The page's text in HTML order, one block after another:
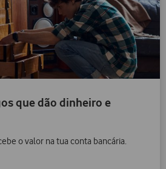
que dão dinheiro e
o valor na tua conta bancária.